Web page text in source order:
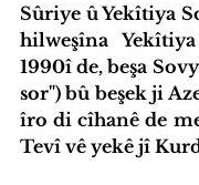
Sûriye û Yekîtiya
hilweşîna
1990î de, beşa
sor") bû beşek ji
îro di cîhanê de
Tevî vê yekê jî